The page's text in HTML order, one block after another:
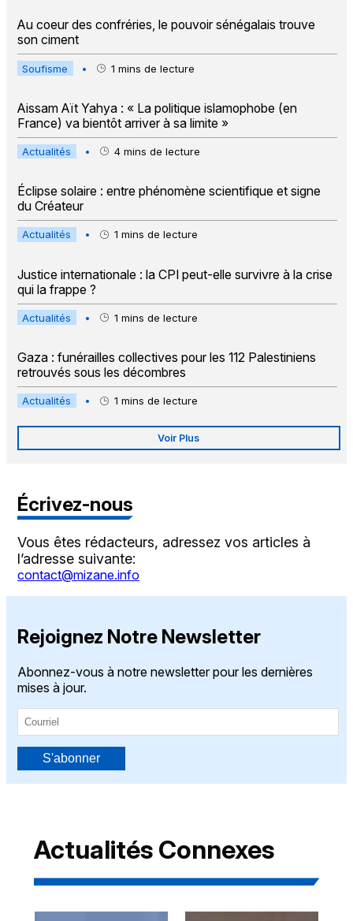
Au coeur des confréries, le pouvoir sénégalais trouve
son ciment
Soufisme • 1 mins de lecture
Aissam Aït Yahya : « La politique islamophobe (en
France) va bientôt arriver à sa limite »
Actualités • 4 mins de lecture
Éclipse solaire : entre phénomène scientifique et signe
du Créateur
Actualités • 1 mins de lecture
Justice internationale : la CPI peut-elle survivre à la crise
qui la frappe ?
Actualités • 1 mins de lecture
Gaza : funérailles collectives pour les 112 Palestiniens
retrouvés sous les décombres
Actualités • 1 mins de lecture
Voir Plus
Écrivez-nous
Vous êtes rédacteurs, adressez vos articles à
l’adresse suivante:
contact@mizane.info
Rejoignez Notre Newsletter
Abonnez-vous à notre newsletter pour les dernières
mises à jour.
S'abonner
Actualités Connexes